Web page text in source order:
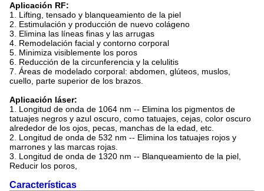
Aplicación RF:
1. Lifting, tensado y blanqueamiento de la piel
2. Estimulación y producción de nuevo colágeno
3. Elimina las líneas finas y las arrugas
4. Remodelación facial y contorno corporal
5. Minimiza visiblemente los poros
6. Reducción de la circunferencia y la celulitis
7. Áreas de modelado corporal: abdomen, glúteos, muslos,
cuello, parte superior de los brazos.
Aplicación láser:
1. Longitud de onda de 1064 nm -- Elimina los pigmentos de
tatuajes negros y azul oscuro, como tatuajes, cejas, color oscuro
alrededor de los ojos, pecas, manchas de la edad, etc.
2. Longitud de onda de 532 nm -- Elimina los tatuajes rojos y
marrones y las marcas rojas.
3. Longitud de onda de 1320 nm -- Blanqueamiento de la piel,
Reducir los poros,
Características